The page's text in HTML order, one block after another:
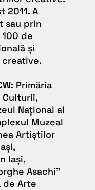
2011. A
sau prin
de
și
: Primăria
Național al
Muzeal
Artiștilor
Iași,
Asachi”
de Arte